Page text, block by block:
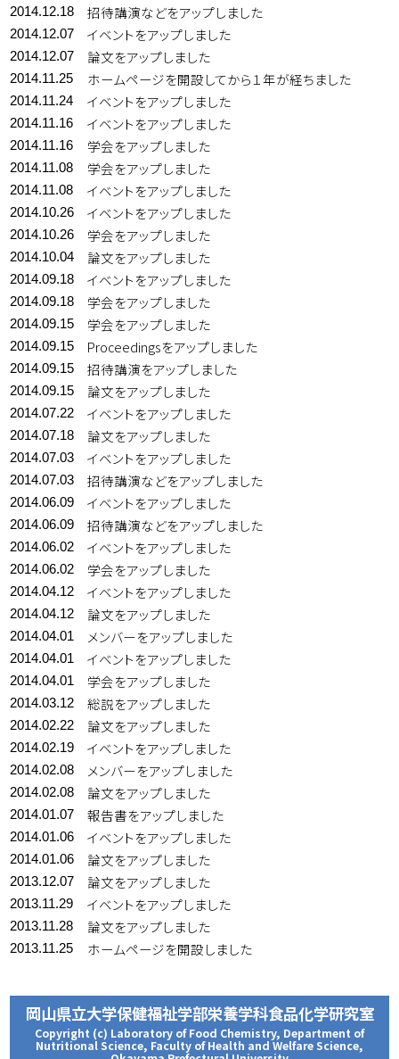
2014.12.18 招待講演などをアップしました
2014.12.07 イベントをアップしました
2014.12.07 論文をアップしました
2014.11.25 ホームページを開設してから１年が経ちました
2014.11.24 イベントをアップしました
2014.11.16 イベントをアップしました
2014.11.16 学会をアップしました
2014.11.08 学会をアップしました
2014.11.08 イベントをアップしました
2014.10.26 イベントをアップしました
2014.10.26 学会をアップしました
2014.10.04 論文をアップしました
2014.09.18 イベントをアップしました
2014.09.18 学会をアップしました
2014.09.15 学会をアップしました
2014.09.15 Proceedingsをアップしました
2014.09.15 招待講演をアップしました
2014.09.15 論文をアップしました
2014.07.22 イベントをアップしました
2014.07.18 論文をアップしました
2014.07.03 イベントをアップしました
2014.07.03 招待講演などをアップしました
2014.06.09 イベントをアップしました
2014.06.09 招待講演などをアップしました
2014.06.02 イベントをアップしました
2014.06.02 学会をアップしました
2014.04.12 イベントをアップしました
2014.04.12 論文をアップしました
2014.04.01 メンバーをアップしました
2014.04.01 イベントをアップしました
2014.04.01 学会をアップしました
2014.03.12 総説をアップしました
2014.02.22 論文をアップしました
2014.02.19 イベントをアップしました
2014.02.08 メンバーをアップしました
2014.02.08 論文をアップしました
2014.01.07 報告書をアップしました
2014.01.06 イベントをアップしました
2014.01.06 論文をアップしました
2013.12.07 論文をアップしました
2013.11.29 イベントをアップしました
2013.11.28 論文をアップしました
2013.11.25 ホームページを開設しました
岡山県立大学保健福祉学部栄養学科食品化学研究室
Copyright (c) Laboratory of Food Chemistry, Department of
Nutritional Science, Faculty of Health and Welfare Science,